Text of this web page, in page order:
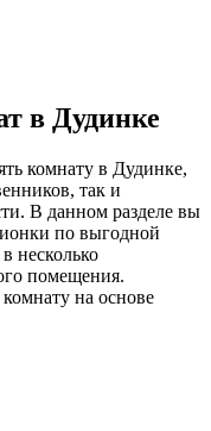
в Дудинке
комнату в Дудинке,
так и
В данном разделе вы
по выгодной
несколько
помещения.
на основе